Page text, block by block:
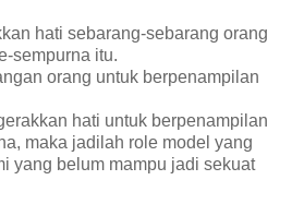
hati sebarang-sebarang orang
sempurna itu.
orang untuk berpenampilan
hati untuk berpenampilan
maka jadilah role model yang
yang belum mampu jadi sekuat